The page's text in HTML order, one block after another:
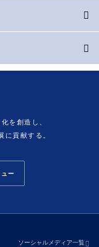
を創造し、
貢献する。
ー
ソーシャルメディア一覧